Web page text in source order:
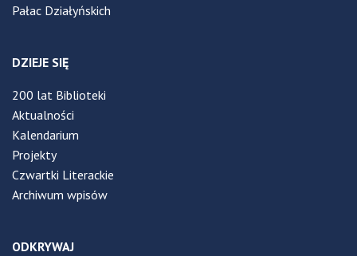
Pałac Działyńskich
DZIEJE SIĘ
200 lat Biblioteki
Aktualności
Kalendarium
Projekty
Czwartki Literackie
Archiwum wpisów
ODKRYWAJ